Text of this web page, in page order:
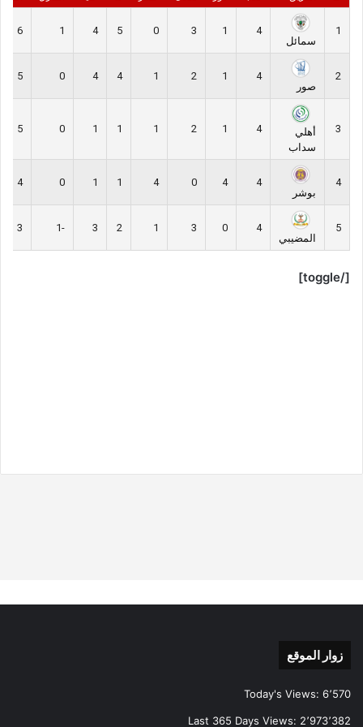
1
سمائل
4
1
3
0
5
4
1
6
2
صور
4
1
2
1
4
4
0
5
3
أهلي
سداب
4
1
2
1
1
1
0
5
4
بوشر
4
4
0
4
1
1
0
4
5
المضيبي
4
0
3
1
2
3
-1
3
[/toggle]
زوار الموقع
Today's Views: 6٬570
Last 365 Days Views: 2٬973٬382